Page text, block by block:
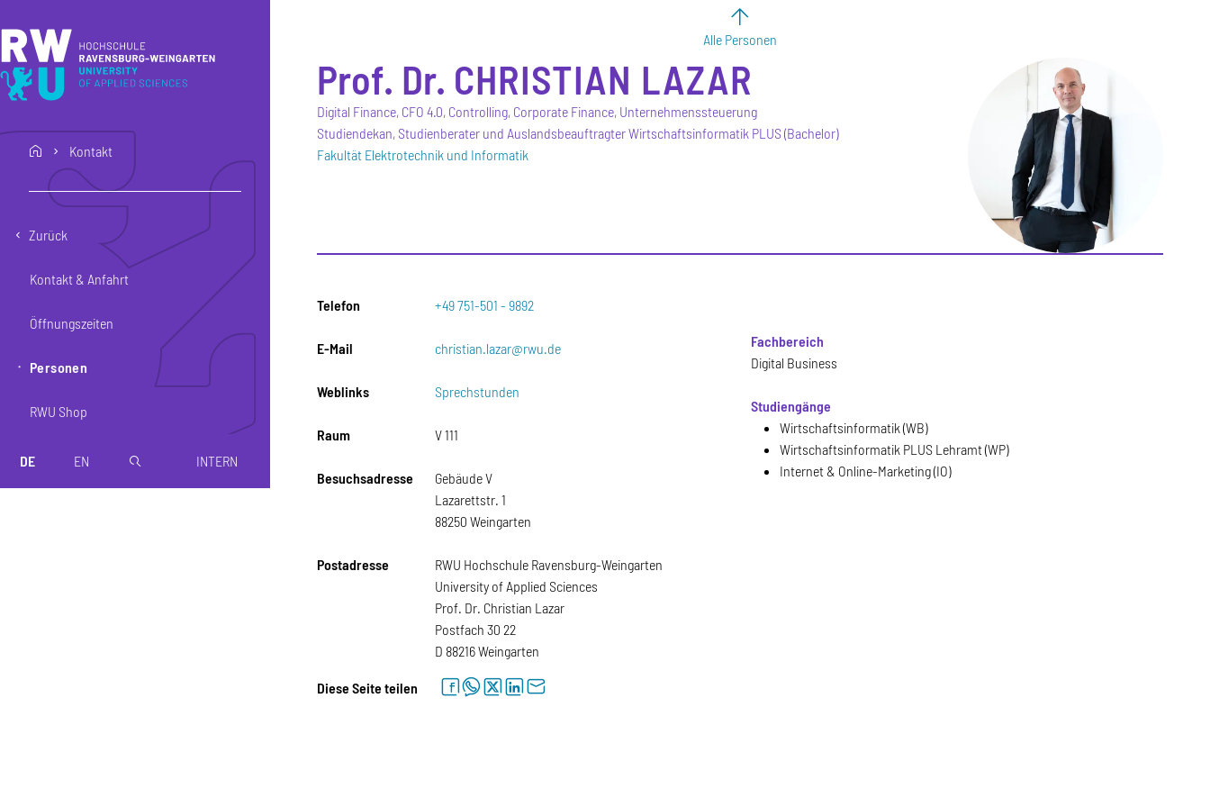
home Kontakt
Zurück
Kontakt & Anfahrt
Öffnungszeiten
Personen
RWU Shop
DE EN magnifier INTERN
Alle Personen
Prof. Dr. CHRISTIAN LAZAR
Digital Finance, CFO 4.0, Controlling, Corporate Finance, Unternehmenssteuerung
Studiendekan, Studienberater und Auslandsbeauftragter Wirtschaftsinformatik PLUS (Bachelor)
Fakultät Elektrotechnik und Informatik
Telefon +49 751-501 - 9892
E-Mail christian.lazar@rwu.de
Weblinks Sprechstunden
Raum V 111
Besuchsadresse
Gebäude V
Lazarettstr. 1
88250 Weingarten
Postadresse
RWU Hochschule Ravensburg-Weingarten
University of Applied Sciences
Prof. Dr. Christian Lazar
Postfach 30 22
D 88216 Weingarten
Fachbereich
Digital Business
Studiengänge
Wirtschaftsinformatik (WB)
Wirtschaftsinformatik PLUS Lehramt (WP)
Internet & Online-Marketing (IO)
Diese Seite teilen facebookwhatsapptwitterlinkedinletter